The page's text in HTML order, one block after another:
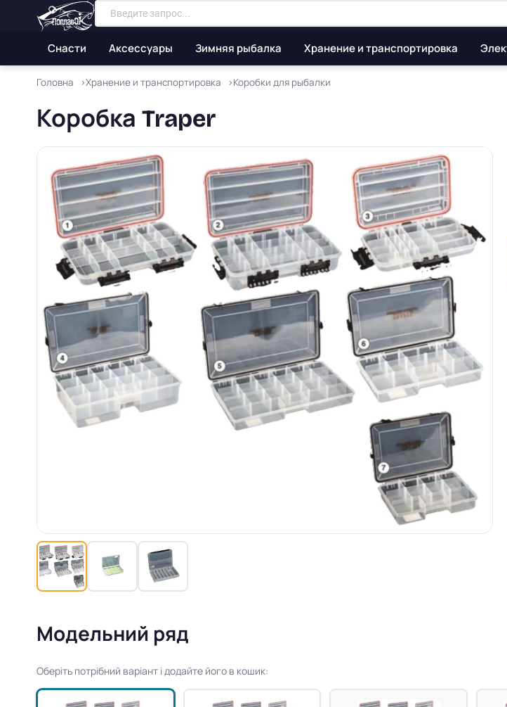
Снасти Аксессуары Зимняя рыбалка Хранение и транспортировка
Головна Хранение и транспортировка Коробки для рыбалки
Коробка Traper
Модельний ряд
Оберіть потрібний варіант і додайте його в кошик: